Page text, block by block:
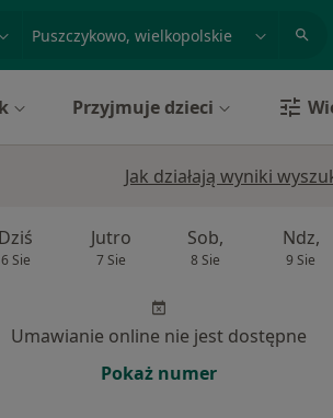
Przyjmuje dzieci
Jak działają wyniki
Dziś
6 Sie
Jutro
7 Sie
Sob,
8 Sie
Ndz,
9 Sie
Umawianie online nie jest dostępne
Pokaż numer